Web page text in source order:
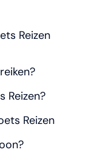
Reizen
Reizen?
Reizen